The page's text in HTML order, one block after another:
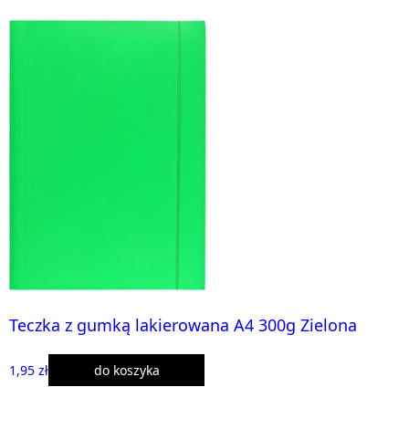
Teczka z gumką lakierowana A4 300g Zielona
1,95 zł do koszyka